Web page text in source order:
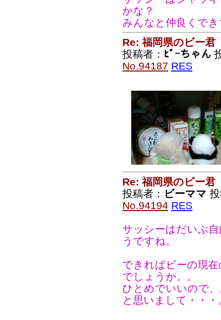
かな？
みんなと仲良くで
Re: 福岡県のビー君
投稿者： ﾋﾞｰちゃん
No.94187 RES
Re: 福岡県のビー君
投稿者： ビーママ
No.94194 RES
サッシーはだいぶ
うですね。
できればビーの現
でしょうか。。
ひとめでいいので
と思いまして・・・